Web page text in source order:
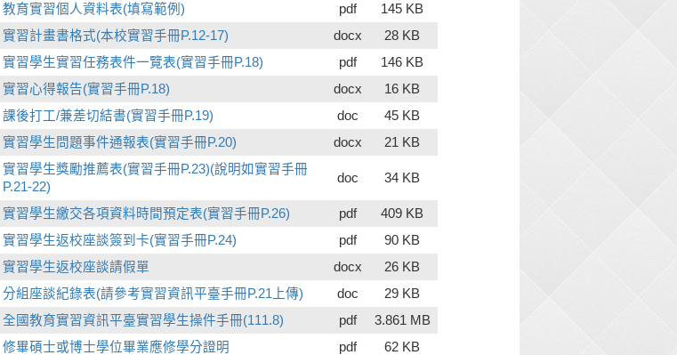
教育實習個人資料表(填寫範例) pdf
145 KB
實習計畫書格式(本校實習手冊P.12-17) docx
28 KB
實習學生實習任務表件一覽表(實習手冊P.18) pdf
146 KB
實習心得報告(實習手冊P.18) docx
16 KB
課後打工/兼差切結書(實習手冊P.19) doc
45 KB
實習學生問題事件通報表(實習手冊P.20) docx 21 KB
實習學生獎勵推薦表(實習手冊P.23)(說明如實習手冊
P.21-22)
doc 34 KB
實習學生繳交各項資料時間預定表(實習手冊P.26) pdf
409 KB
實習學生返校座談簽到卡(實習手冊P.24) pdf
90 KB
實習學生返校座談請假單 docx
26 KB
分組座談紀錄表(請參考實習資訊平臺手冊P.21上傳) doc
29 KB
全國教育實習資訊平臺實習學生操件手冊(111.8) pdf
3.861 MB
修畢碩士或博士學位畢業應修學分證明 pdf
62 KB